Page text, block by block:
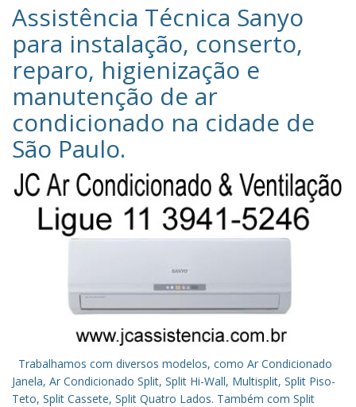
Assistência Técnica Sanyo‎
para instalação, conserto,
reparo, higienização e
manutenção de ar
condicionado na cidade de
São Paulo.
Trabalhamos com diversos modelos, como Ar Condicionado
Janela, Ar Condicionado Split, Split Hi-Wall, Multisplit, Split Piso-
Teto, Split Cassete, Split Quatro Lados. Também com Split